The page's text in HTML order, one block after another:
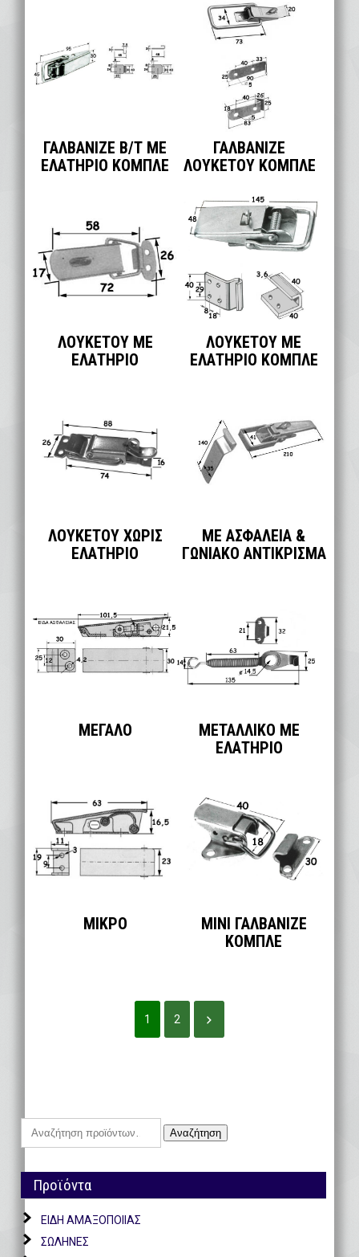
ΓΑΛΒΑΝΙΖΕ Β/Τ ΜΕ
ΕΛΑΤΗΡΙΟ ΚΟΜΠΛΕ
ΓΑΛΒΑΝΙΖΕ
ΛΟΥΚΕΤΟΥ ΚΟΜΠΛΕ
ΛΟΥΚΕΤΟΥ ΜΕ
ΕΛΑΤΗΡΙΟ
ΛΟΥΚΕΤΟΥ ΜΕ
ΕΛΑΤΗΡΙΟ ΚΟΜΠΛΕ
ΛΟΥΚΕΤΟΥ ΧΩΡΙΣ
ΕΛΑΤΗΡΙΟ
ΜΕ ΑΣΦΑΛΕΙΑ &
ΓΩΝΙΑΚΟ ΑΝΤΙΚΡΙΣΜΑ
ΜΕΓΑΛΟ
ΜΕΤΑΛΛΙΚΟ ΜΕ
ΕΛΑΤΗΡΙΟ
ΜΙΚΡΟ
ΜΙΝΙ ΓΑΛΒΑΝΙΖΕ
ΚΟΜΠΛΕ
1 2
Αναζήτηση
Αναζήτηση
Προϊόντα
ΕΙΔΗ ΑΜΑΞΟΠΟΙΙΑΣ
ΣΩΛΗΝΕΣ